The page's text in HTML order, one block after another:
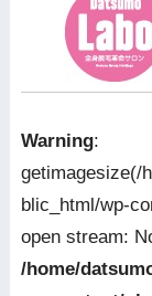
Warning:
getimagesize(/
blic_html/wp-
open stream:
/home/